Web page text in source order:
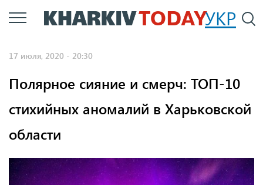
Перейти
к
УКР
17 июля, 2020 - 20:30
Полярное сияние и смерч: ТОП-10
стихийных аномалий в Харьковской
области